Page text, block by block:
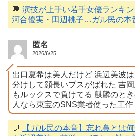
💬 演技が上手い若手女優ランキ
河合優実・田辺桃子…ガル民の本
匿名
2026/6/25
出口夏希は美人だけど 浜辺美波
分けして顔長いブスがばれた 吉
もルックスで負けてる 麒麟のと
人なら東宝のSNS業者使った工
💬
【ガル民の本音】忘れ鼻とは